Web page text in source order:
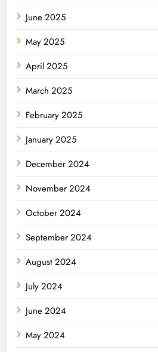
June 2025
May 2025
April 2025
March 2025
February 2025
January 2025
December 2024
November 2024
October 2024
September 2024
August 2024
July 2024
June 2024
May 2024